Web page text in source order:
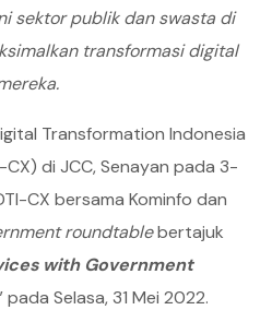
sektor publik dan swasta di
transformasi digital
Transformation Indonesia
di JCC, Senayan pada 3-
CX bersama Kominfo dan
roundtablebertajuk
with Government
pada Selasa, 31 Mei 2022.